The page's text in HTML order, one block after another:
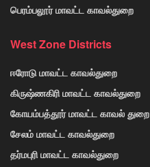
பெரம்பலூர் மாவட்ட காவல்துறை
West Zone Districts
ஈரோடு மாவட்ட காவல்துறை
கிருஷ்ணகிரி மாவட்ட காவல்துறை
கோயம்பத்தூர் மாவட்ட காவல் துறை
சேலம் மாவட்ட காவல்துறை
தர்மபுரி மாவட்ட காவல்துறை